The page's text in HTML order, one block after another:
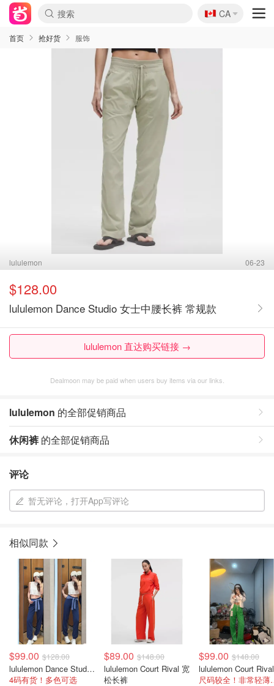
🇨🇦
CA
首页 抢好货 服饰
lululemon 06-23
$128.00
lululemon Dance Studio 女士中腰长裤 常规款
lululemon 直达购买链接 →
Dealmoon may be paid when users buy items via our links.
lululemon 的全部促销商品
休闲裤 的全部促销商品
评论
暂无评论，打开App写评论
相似同款
$99.00 $128.00
lululemon Dance Studio 中腰长裤 女装常规款
4码有货！多色可选
$89.00 $148.00
lululemon Court Rival 宽
松长裤
$99.00 $148.00
尺码